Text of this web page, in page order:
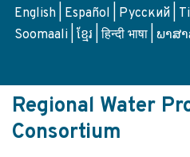
SkipEnglish Español Русский
Soomaali ខ្មែរ हिन्दी भाषा ພາສ
Regional Water
Consortium